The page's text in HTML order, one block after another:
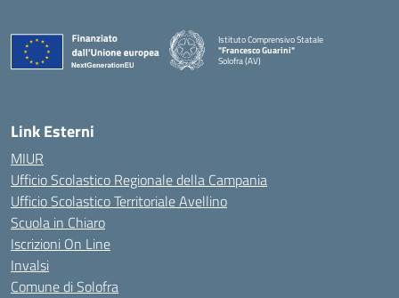
Istituto Comprensivo Statale
"Francesco Guarini"
Solofra (AV)
Link Esterni
MIUR
Ufficio Scolastico Regionale della Campania
Ufficio Scolastico Territoriale Avellino
Scuola in Chiaro
Iscrizioni On Line
Invalsi
Comune di Solofra